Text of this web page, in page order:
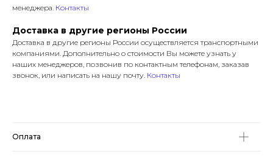
менеджера. Контакты
Доставка в другие регионы России
Доставка в другие регионы России осуществляется транспортными
компаниями. Дополнительно о стоимости Вы можете узнать у
наших менеджеров, позвонив по контактным телефонам, заказав
звонок, или написать на нашу почту. Контакты
Оплата